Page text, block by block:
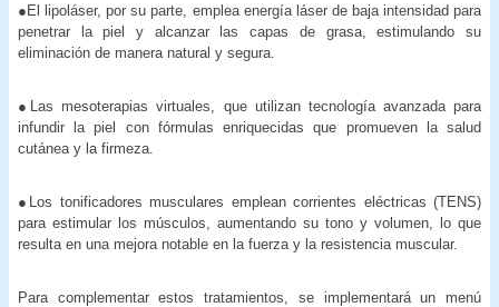
●El lipoláser, por su parte, emplea energía láser de baja intensidad para
penetrar la piel y alcanzar las capas de grasa, estimulando su
eliminación de manera natural y segura.
●Las mesoterapias virtuales, que utilizan tecnología avanzada para
infundir la piel con fórmulas enriquecidas que promueven la salud
cutánea y la firmeza.
●Los tonificadores musculares emplean corrientes eléctricas (TENS)
para estimular los músculos, aumentando su tono y volumen, lo que
resulta en una mejora notable en la fuerza y la resistencia muscular.
Para complementar estos tratamientos, se implementará un menú